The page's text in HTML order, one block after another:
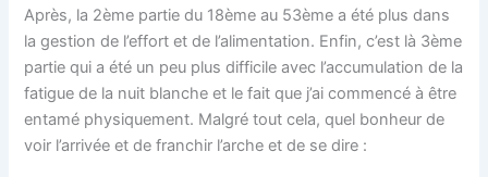
Après, la 2ème partie du 18ème au 53ème a été plus dans
la gestion de l’effort et de l’alimentation. Enfin, c’est là 3ème
partie qui a été un peu plus difficile avec l’accumulation de la
fatigue de la nuit blanche et le fait que j’ai commencé à être
entamé physiquement. Malgré tout cela, quel bonheur de
voir l’arrivée et de franchir l’arche et de se dire :